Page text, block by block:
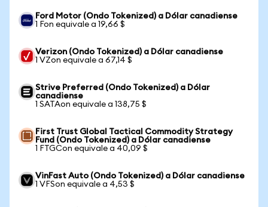
Ford Motor (Ondo Tokenized) a Dólar canadiense
1 Fon equivale a 19,66 $
Verizon (Ondo Tokenized) a Dólar canadiense
1 VZon equivale a 67,14 $
Strive Preferred (Ondo Tokenized) a Dólar
canadiense
1 SATAon equivale a 138,75 $
First Trust Global Tactical Commodity Strategy
Fund (Ondo Tokenized) a Dólar canadiense
1 FTGCon equivale a 40,09 $
VinFast Auto (Ondo Tokenized) a Dólar canadiense
1 VFSon equivale a 4,53 $